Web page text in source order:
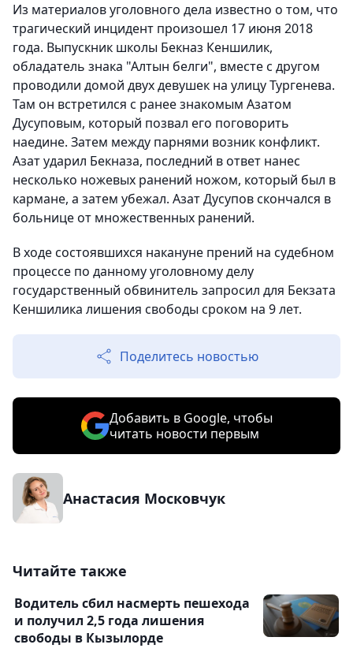
Из материалов уголовного дела известно о том, что
трагический инцидент произошел 17 июня 2018
года. Выпускник школы Бекназ Кеншилик,
обладатель знака "Алтын белги", вместе с другом
проводили домой двух девушек на улицу Тургенева.
Там он встретился с ранее знакомым Азатом
Дусуповым, который позвал его поговорить
наедине. Затем между парнями возник конфликт.
Азат ударил Бекназа, последний в ответ нанес
несколько ножевых ранений ножом, который был в
кармане, а затем убежал. Азат Дусупов скончался в
больнице от множественных ранений.
В ходе состоявшихся накануне прений на судебном
процессе по данному уголовному делу
государственный обвинитель запросил для Бекзата
Кеншилика лишения свободы сроком на 9 лет.
Поделитесь новостью
Добавить в Google, чтобы
читать новости первым
Анастасия Московчук
Читайте также
Водитель сбил насмерть пешехода
и получил 2,5 года лишения
свободы в Кызылорде